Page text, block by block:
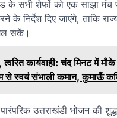
के सभी शेफों को एक साझा
के निर्देश दिए जाएंगे, ताकि
सकें।
त्वरित कार्यवाही: चंद मिनट में
स्वयं संभाली कमान, कुमाऊँ
पारंपरिक उत्तराखंडी भोजन